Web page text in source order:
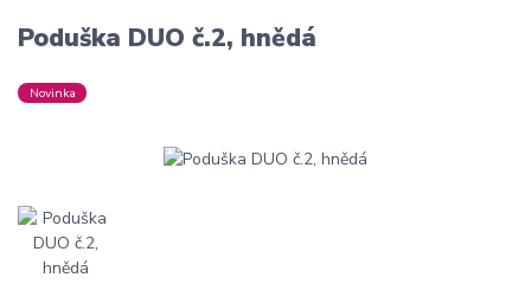
Poduška DUO č.2, hnědá
Novinka